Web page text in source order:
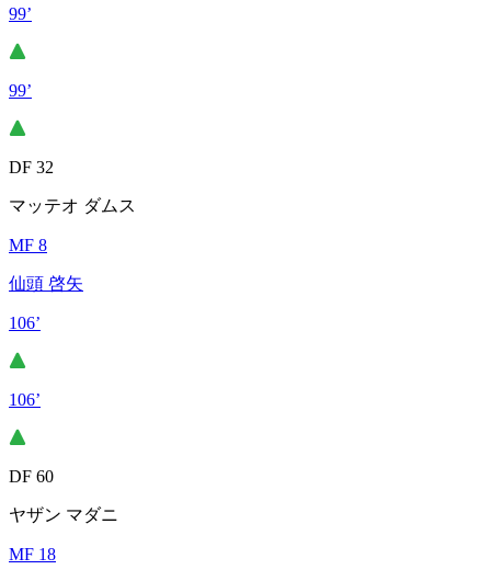
99’
99’
DF 32
マッテオ ダムス
MF 8
仙頭 啓矢
106’
106’
DF 60
ヤザン マダニ
MF 18